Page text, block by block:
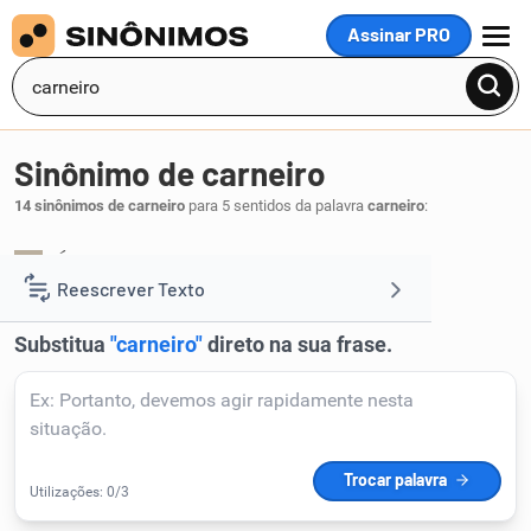
Assinar PRO
MENU
Reescrever Texto
Resumir Texto
Corrigir Texto
Detector de IA
Sinônimo de carneiro
14 sinônimos de carneiro para 5 sentidos da palavra carneiro:
Áries